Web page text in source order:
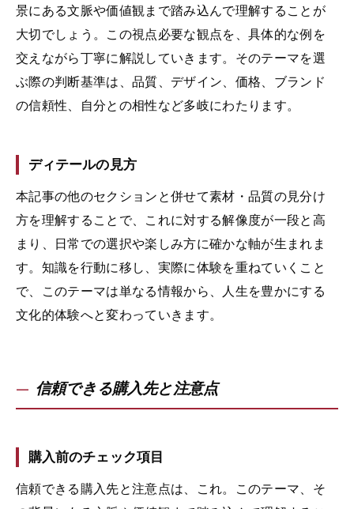
景にある文脈や価値観まで踏み込んで理解することが
大切でしょう。この視点必要な観点を、具体的な例を
交えながら丁寧に解説していきます。そのテーマを選
ぶ際の判断基準は、品質、デザイン、価格、ブランド
の信頼性、自分との相性など多岐にわたります。
ディテールの見方
本記事の他のセクションと併せて素材・品質の見分け
方を理解することで、これに対する解像度が一段と高
まり、日常での選択や楽しみ方に確かな軸が生まれま
す。知識を行動に移し、実際に体験を重ねていくこと
で、このテーマは単なる情報から、人生を豊かにする
文化的体験へと変わっていきます。
信頼できる購入先と注意点
購入前のチェック項目
信頼できる購入先と注意点は、これ。このテーマ、そ